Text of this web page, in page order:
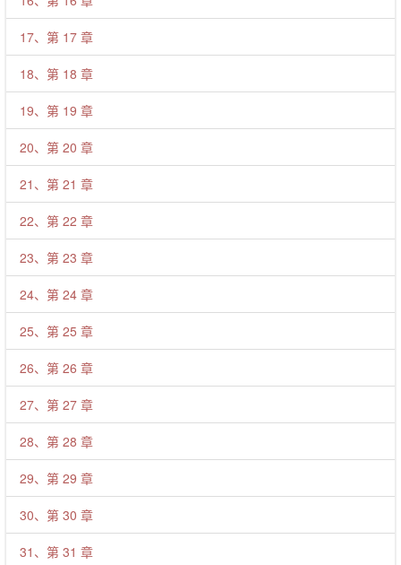
17、第 17 章
18、第 18 章
19、第 19 章
20、第 20 章
21、第 21 章
22、第 22 章
23、第 23 章
24、第 24 章
25、第 25 章
26、第 26 章
27、第 27 章
28、第 28 章
29、第 29 章
30、第 30 章
31、第 31 章